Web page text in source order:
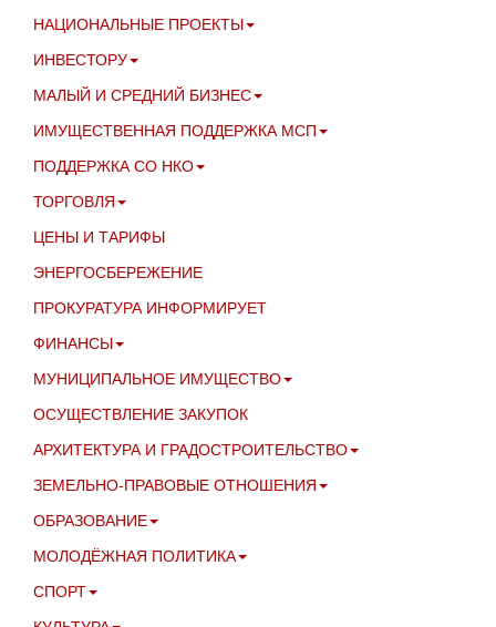
НАЦИОНАЛЬНЫЕ ПРОЕКТЫ
ИНВЕСТОРУ
МАЛЫЙ И СРЕДНИЙ БИЗНЕС
ИМУЩЕСТВЕННАЯ ПОДДЕРЖКА МСП
ПОДДЕРЖКА СО НКО
ТОРГОВЛЯ
ЦЕНЫ И ТАРИФЫ
ЭНЕРГОСБЕРЕЖЕНИЕ
ПРОКУРАТУРА ИНФОРМИРУЕТ
ФИНАНСЫ
МУНИЦИПАЛЬНОЕ ИМУЩЕСТВО
ОСУЩЕСТВЛЕНИЕ ЗАКУПОК
АРХИТЕКТУРА И ГРАДОСТРОИТЕЛЬСТВО
ЗЕМЕЛЬНО-ПРАВОВЫЕ ОТНОШЕНИЯ
ОБРАЗОВАНИЕ
МОЛОДЁЖНАЯ ПОЛИТИКА
СПОРТ